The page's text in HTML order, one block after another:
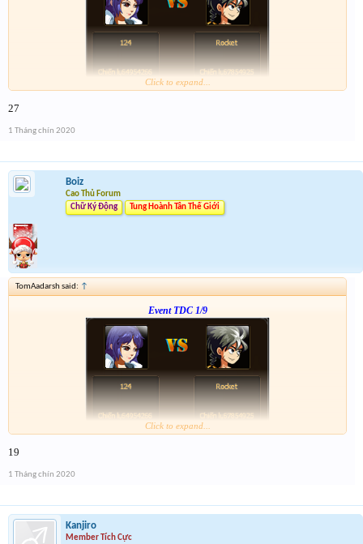
Click to expand...
27
1 Tháng chín 2020
Boiz
Cao Thủ Forum
Chữ Ký Động
Tung Hoành Tân Thế Giới
TomAadarsh said: ↑
Event TDC 1/9
Click to expand...
19
1 Tháng chín 2020
Kanjiro
Member Tích Cực